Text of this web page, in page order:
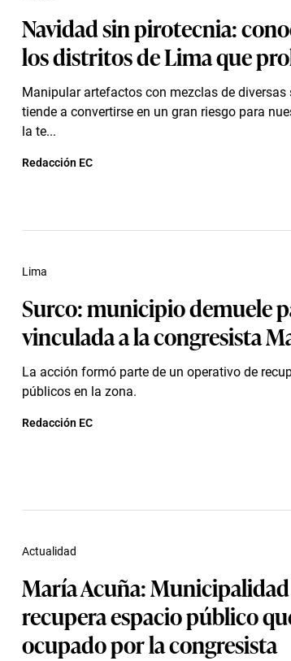
Navidad sin pirotecnia:
los distritos de Lima que
Manipular artefactos con mezclas de
tiende a convertirse en un gran riesgo para
la te...
Redacción EC
Surco: municipio demuele
vinculada a la congresista
La acción formó parte de un operativo de
públicos en la zona.
Lima
Redacción EC
María Acuña:
recupera espacio público
ocupado por la congresista
Actualidad